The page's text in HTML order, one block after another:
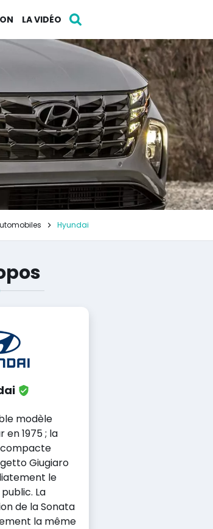
LA VIDÉO
Hyundai
modèle
en 1975 ; la
compacte
Giugiaro
le
La
de la Sonata
la même